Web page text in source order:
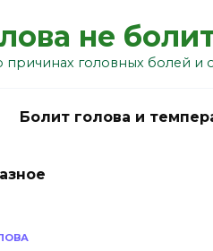
не
причинах головных болей и
Болит голова и